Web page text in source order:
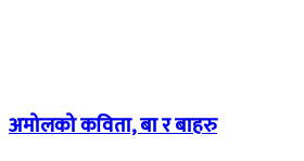
अमोलको कविता, बा र बाहरु